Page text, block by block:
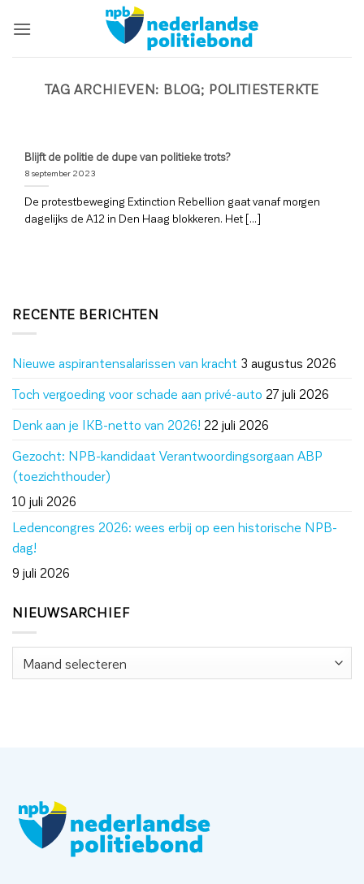
naar
TAG ARCHIEVEN: BLOG; POLITIESTERKTE
Blijft de politie de dupe van politieke trots?
8 september 2023
De protestbeweging Extinction Rebellion gaat vanaf morgen
dagelijks de A12 in Den Haag blokkeren. Het [...]
RECENTE BERICHTEN
Nieuwe aspirantensalarissen van kracht 3 augustus 2026
Toch vergoeding voor schade aan privé-auto 27 juli 2026
Denk aan je IKB-netto van 2026! 22 juli 2026
Gezocht: NPB-kandidaat Verantwoordingsorgaan ABP
(toezichthouder)
10 juli 2026
Ledencongres 2026: wees erbij op een historische NPB-
dag!
9 juli 2026
NIEUWSARCHIEF
Nieuwsarchief